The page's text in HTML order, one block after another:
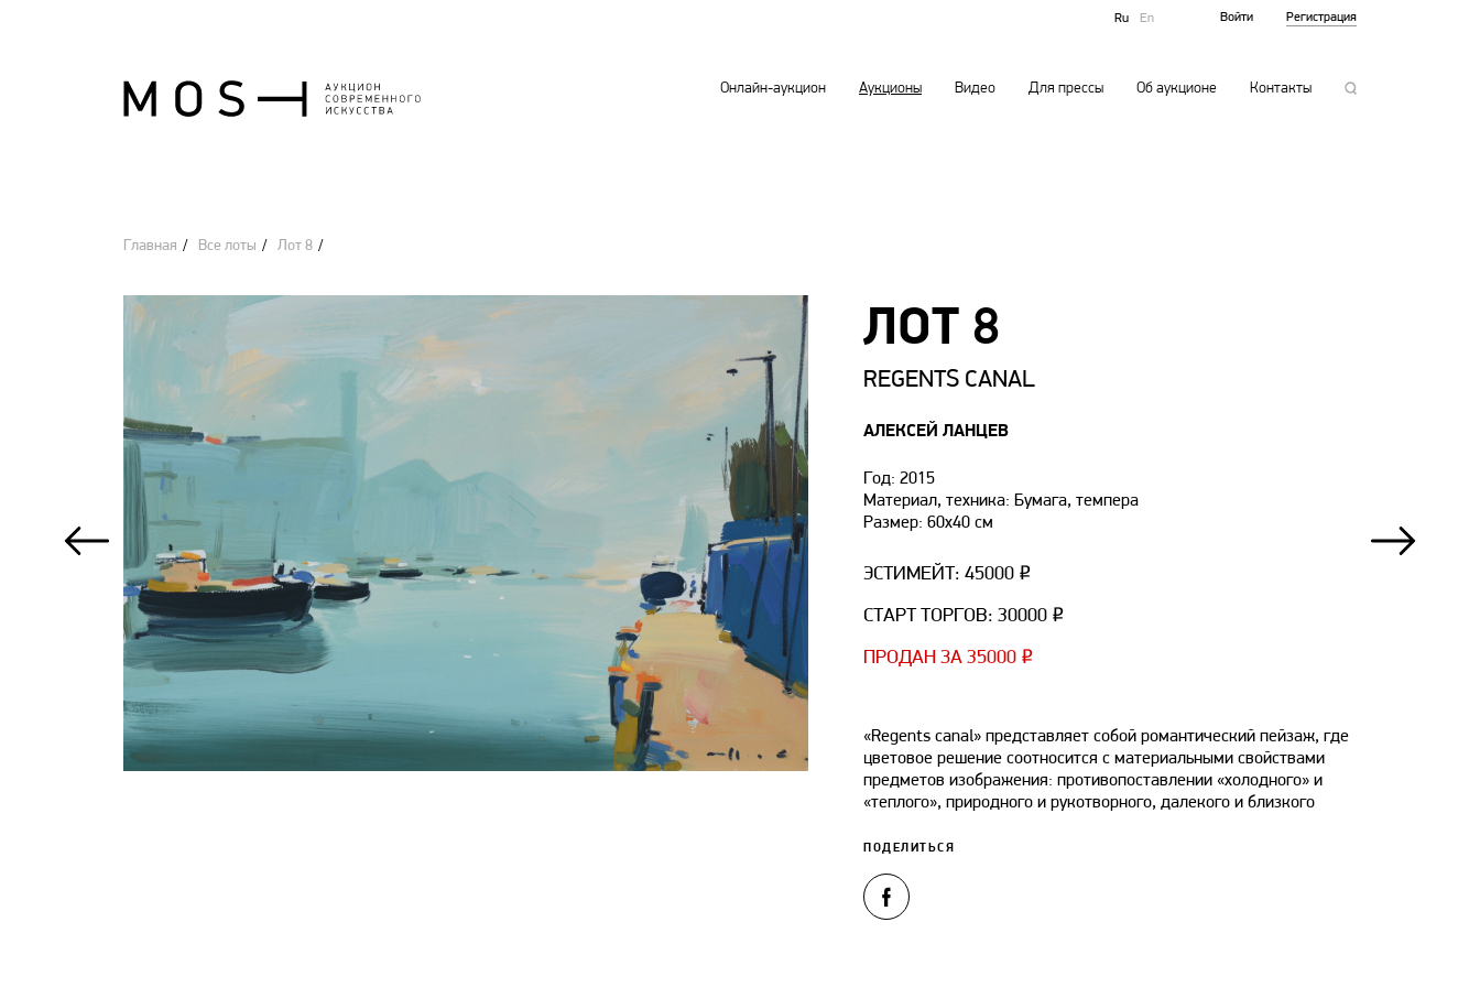
Ru En Войти Регистрация
Онлайн-аукцион Аукционы Видео Для прессы Об аукционе Контакты
Главная Все лоты Лот 8
АЛЕКСЕЙ ЛАНЦЕВ
REGENTS CANAL
ЛОТ 8
Год: 2015
Материал, техника: Бумага, темпера
Размер: 60x40 см
ЭСТИМЕЙТ: 45000 ₽
СТАРТ ТОРГОВ: 30000 ₽
ПРОДАН ЗА 35000 ₽
«Regents canal» представляет собой романтический пейзаж, где
цветовое решение соотносится с материальными свойствами
предметов изображения: противопоставлении «холодного» и
«теплого», природного и рукотворного, далекого и близкого
ПОДЕЛИТЬСЯ